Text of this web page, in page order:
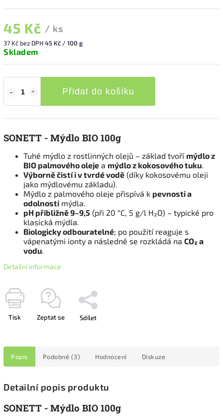
45 Kč / ks
37 Kč bez DPH45 Kč / 100 g
Skladem
Přidat do košíku
SONETT - Mýdlo BIO 100g
Tuhé mýdlo z rostlinných olejů – základ tvoří mýdlo z
BIO palmového oleje a mýdlo z kokosového tuku
Výborně čistí i v tvrdé vodě (díky kokosovému oleji
jako mýdlovému základu).
Mýdlo z palmového oleje přispívá k pevnosti a
odolnosti mýdla.
pH přibližně 9–9,5 (při 20 °C, 5 g/l H₂O) – typické pro
klasická mýdla.
Biologicky odbouratelné; po použití reaguje s
vápenatými ionty a následně se rozkládá na CO₂ a
vodu
Detailní informace
Tisk Zeptat se Sdílet
Popis Podobné (3) Hodnocení Diskuze
Detailní popis produktu
SONETT - Mýdlo BIO 100g